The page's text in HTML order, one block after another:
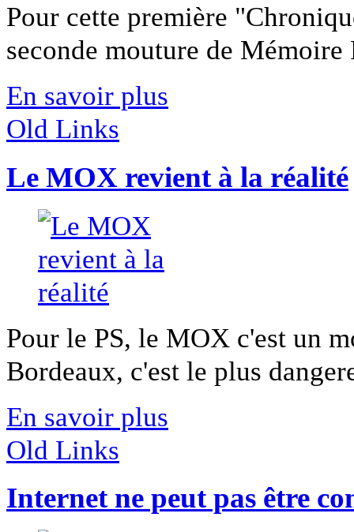
Pour cette première
seconde mouture de
En savoir plus
Old Links
Le MOX revient à la réalité
Pour le PS, le MOX c'est un
Bordeaux, c'est le plus
En savoir plus
Old Links
Internet ne peut pas être